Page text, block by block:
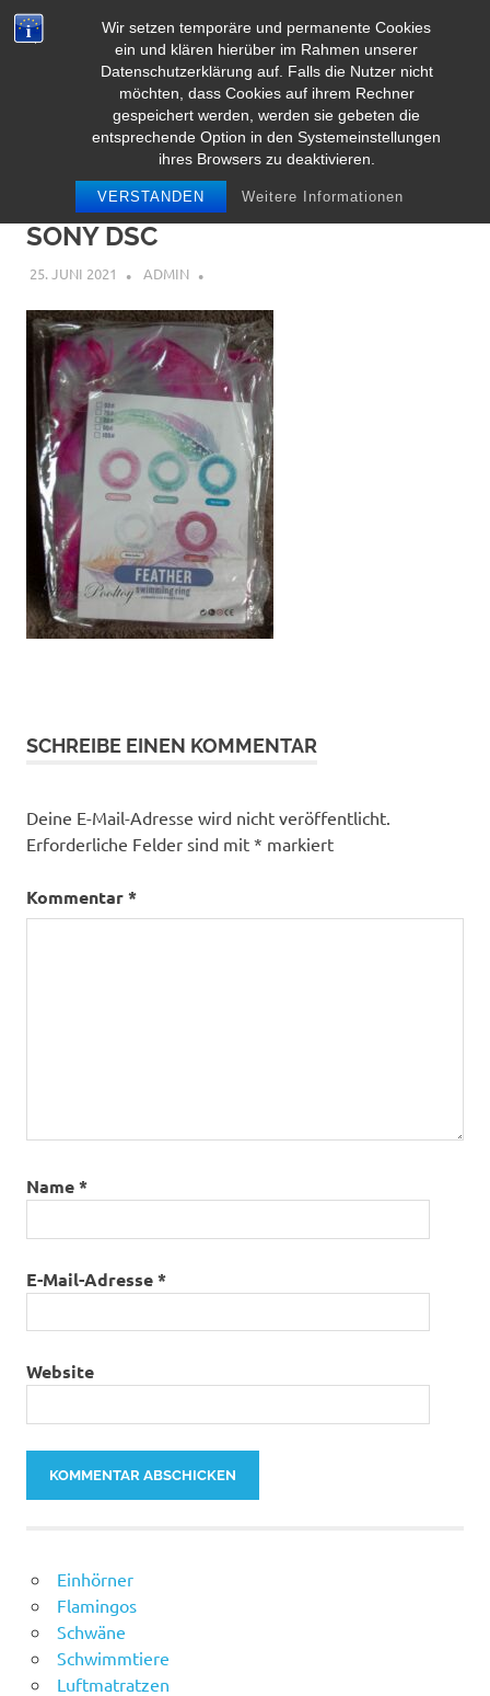
Wir setzen temporäre und permanente Cookies
ein und klären hierüber im Rahmen unserer
Datenschutzerklärung auf. Falls die Nutzer nicht
möchten, dass Cookies auf ihrem Rechner
gespeichert werden, werden sie gebeten die
entsprechende Option in den Systemeinstellungen
ihres Browsers zu deaktivieren.
VERSTANDEN Weitere Informationen
Zum
InhaltHerz Pooltoy
SONY DSC
25. JUNI 2021 ADMIN
SCHREIBE EINEN KOMMENTAR
Deine E-Mail-Adresse wird nicht veröffentlicht.
Erforderliche Felder sind mit * markiert
Kommentar*
Name*
E-Mail-Adresse*
Website
Einhörner
Flamingos
Schwäne
Schwimmtiere
Luftmatratzen